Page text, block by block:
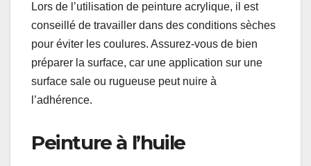
Lors de l’utilisation de peinture acrylique, il est
conseillé de travailler dans des conditions sèches
pour éviter les coulures. Assurez-vous de bien
préparer la surface, car une application sur une
surface sale ou rugueuse peut nuire à
l’adhérence.
Peinture à l’huile